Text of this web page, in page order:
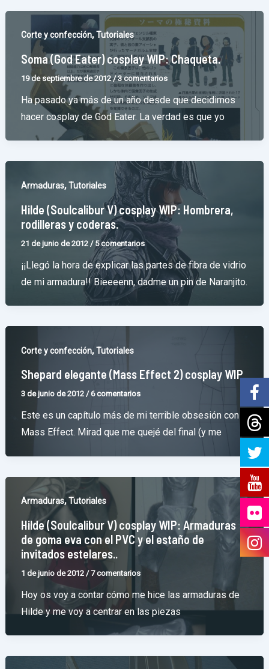
Corte y confección,Tutoriales
Soma (God Eater) cosplay WIP: Chaqueta.
19 de septiembre de 2012/3 comentarios
Ha pasado ya más de un año desde que decidimos
hacer cosplay de God Eater. La verdad es que yo
Armaduras,Tutoriales
Hilde (Soulcalibur V) cosplay WIP: Hombrera,
rodilleras y coderas.
21 de junio de 2012 / 5 comentarios
¡¡Llegó la hora de explicar las partes de fibra de vidrio
de mi armadura!! Bieeeenn, dadme un pin de Naranjito.
Corte y confección,Tutoriales
Shepard elegante (Mass Effect 2) cosplay WIP
3 de junio de 2012 /6 comentarios
Este es un capítulo más de mi terrible obsesión con
Mass Effect. Mirad que me quejé del final (y me
Armaduras,Tutoriales
Hilde (Soulcalibur V) cosplay WIP: Armaduras
de goma eva con el PVC y el estaño de
invitados estelares..
1 de junio de 2012 /7 comentarios
Hoy os voy a contar cómo me hice las armaduras de
Hilde y me voy a centrar en las piezas